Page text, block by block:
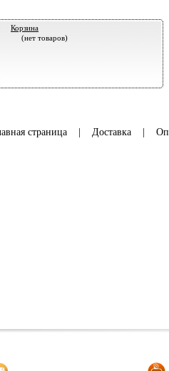
Корзина
(нет товаров)
страница| Доставка|